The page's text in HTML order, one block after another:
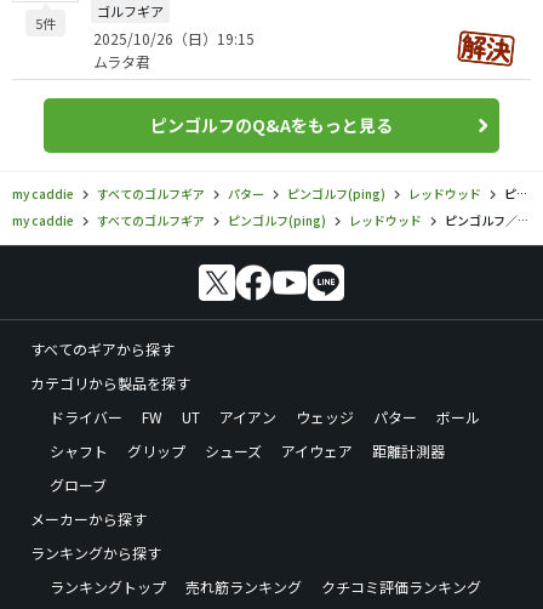
5件
ゴルフギア
2025/10/26（日）19:15
ムラタ君
ピンゴルフのQ&Aをもっと見る
my caddie すべてのゴルフギア パター ピンゴルフ(ping) レッドウッド
ピンゴルフ／レッドウッド／レッドウッド Anser パターの口コミ評価
my caddie
すべてのゴルフギア ピンゴルフ(ping) レッドウッド ピンゴルフ／レッドウッド／レッドウッド Anser パターの口コミ評価
すべてのギアから探す
カテゴリから製品を探す
ドライバー
FW UT アイアン ウェッジ パター
ボール
シャフト
グリップ シューズ アイウェア
距離計測器
グローブ
メーカーから探す
ランキングから探す
ランキングトップ
売れ筋ランキング
クチコミ評価ランキング